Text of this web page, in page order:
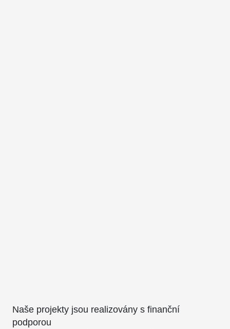
Naše projekty jsou realizovány s finanční
podporou